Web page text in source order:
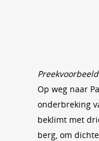
Preekvoorbeeld
Op weg naar
onderbreking
beklimt met
berg, om